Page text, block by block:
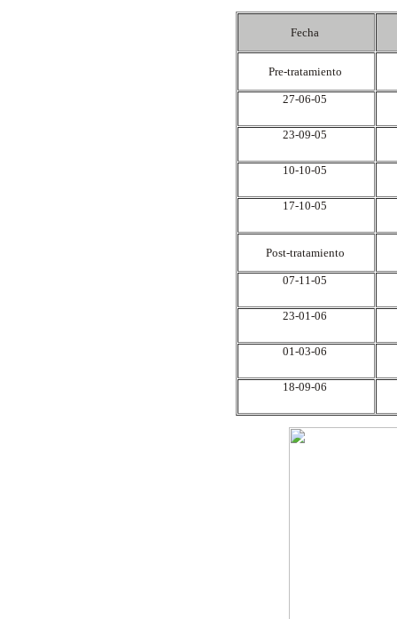
Fecha
Pre-tratamiento
27-06-05
23-09-05
10-10-05
17-10-05
Post-tratamiento
07-11-05
23-01-06
01-03-06
18-09-06